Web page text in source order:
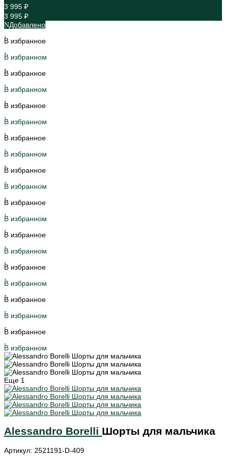
3 995 ₽
3 995 ₽
Добавлено
В избранное
В избранном
В избранное
В избранном
В избранное
В избранном
В избранное
В избранном
В избранное
В избранном
В избранное
В избранном
В избранное
В избранном
В избранное
В избранном
В избранное
В избранном
В избранное
В избранном
Еще 1
Alessandro Borelli Шорты для мальчика
Артикул: 2521191-D-409